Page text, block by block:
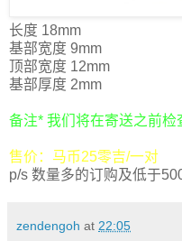
长度 18mm
基部宽度 9mm
顶部宽度 12mm
基部厚度 2mm
备注* 我们将在寄送之前
售价：马币25零吉/一对
p/s 数量多的订购及低于
zendengoh at 22:05